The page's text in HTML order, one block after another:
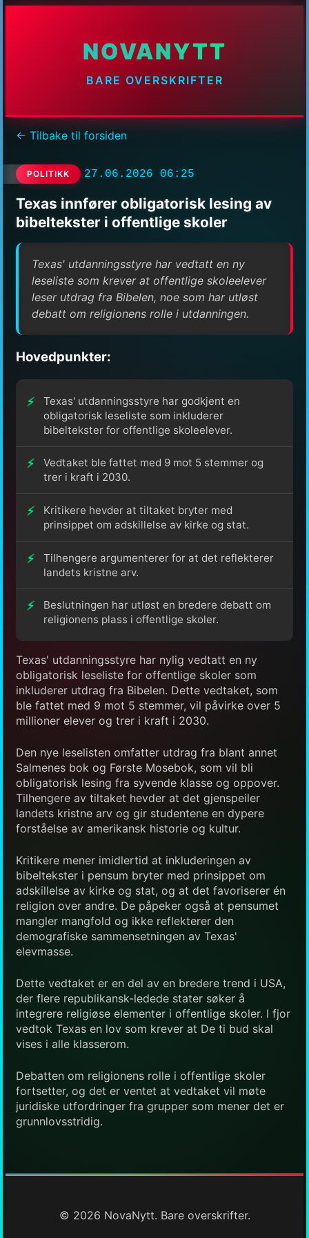
NOVANYTT
BARE OVERSKRIFTER
← Tilbake til forsiden
POLITIKK 27.06.2026 06:25
Texas innfører obligatorisk lesing av
bibeltekster i offentlige skoler
Texas' utdanningsstyre har vedtatt en ny
leseliste som krever at offentlige skoleelever
leser utdrag fra Bibelen, noe som har utløst
debatt om religionens rolle i utdanningen.
Hovedpunkter:
Texas' utdanningsstyre har godkjent en
obligatorisk leseliste som inkluderer
bibeltekster for offentlige skoleelever.
Vedtaket ble fattet med 9 mot 5 stemmer og
trer i kraft i 2030.
Kritikere hevder at tiltaket bryter med
prinsippet om adskillelse av kirke og stat.
Tilhengere argumenterer for at det reflekterer
landets kristne arv.
Beslutningen har utløst en bredere debatt om
religionens plass i offentlige skoler.
Texas' utdanningsstyre har nylig vedtatt en ny
obligatorisk leseliste for offentlige skoler som
inkluderer utdrag fra Bibelen. Dette vedtaket, som
ble fattet med 9 mot 5 stemmer, vil påvirke over 5
millioner elever og trer i kraft i 2030.
Den nye leselisten omfatter utdrag fra blant annet
Salmenes bok og Første Mosebok, som vil bli
obligatorisk lesing fra syvende klasse og oppover.
Tilhengere av tiltaket hevder at det gjenspeiler
landets kristne arv og gir studentene en dypere
forståelse av amerikansk historie og kultur.
Kritikere mener imidlertid at inkluderingen av
bibeltekster i pensum bryter med prinsippet om
adskillelse av kirke og stat, og at det favoriserer én
religion over andre. De påpeker også at pensumet
mangler mangfold og ikke reflekterer den
demografiske sammensetningen av Texas'
elevmasse.
Dette vedtaket er en del av en bredere trend i USA,
der flere republikansk-ledede stater søker å
integrere religiøse elementer i offentlige skoler. I fjor
vedtok Texas en lov som krever at De ti bud skal
vises i alle klasserom.
Debatten om religionens rolle i offentlige skoler
fortsetter, og det er ventet at vedtaket vil møte
juridiske utfordringer fra grupper som mener det er
grunnlovsstridig.
© 2026 NovaNytt. Bare overskrifter.